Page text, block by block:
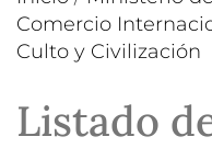
Comercio
Culto y Civilización
Listado